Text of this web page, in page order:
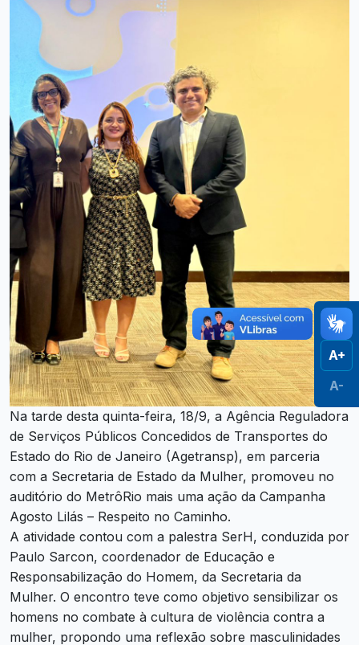
Na tarde desta quinta-feira, 18/9, a Agência Reguladora
de Serviços Públicos Concedidos de Transportes do
Estado do Rio de Janeiro (Agetransp), em parceria
com a Secretaria de Estado da Mulher, promoveu no
auditório do MetrôRio mais uma ação da Campanha
Agosto Lilás – Respeito no Caminho.
A atividade contou com a palestra SerH, conduzida por
Paulo Sarcon, coordenador de Educação e
Responsabilização do Homem, da Secretaria da
Mulher. O encontro teve como objetivo sensibilizar os
homens no combate à cultura de violência contra a
mulher, propondo uma reflexão sobre masculinidades
A+
A-